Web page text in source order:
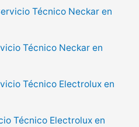
Técnico Neckar en
Técnico Electrolux en